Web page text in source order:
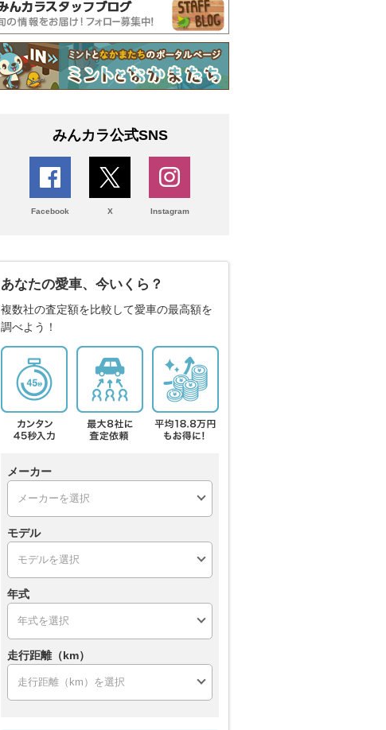
みんカラ公式SNS
Facebook X Instagram
あなたの愛車、今いくら？
複数社の査定額を比較して愛車の最高額を
調べよう！
メーカー
モデル
年式
走行距離（km）